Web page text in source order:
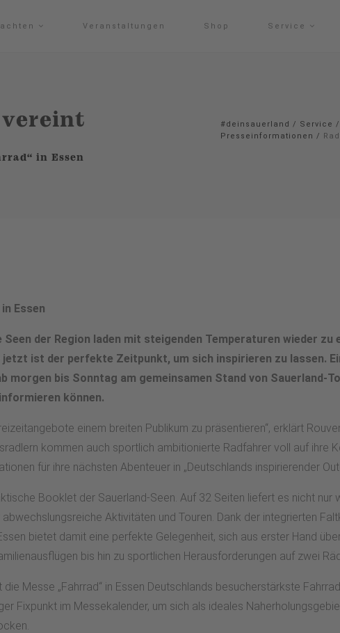
Veranstaltungen Shop Service
in Essen
#deinsauerland / Service /
Presseinformationen /
Essen
der Region laden mit steigenden Temperaturen wieder zu
ist der perfekte Zeitpunkt, um sich inspirieren zu lassen.
morgen bis Sonntag am gemeinsamen Stand von Sauerland-
können.
einem breiten Publikum zu präsentieren“, erklärt
kommen auch sportlich ambitionierte Radfahrer voll auf ihre
für ihre nächsten Abenteuer in „Deutschlands inspirierender
Booklet der Sauerland-Seen. Auf 32 Seiten liefert es nicht nur
Aktivitäten und Touren. Dank der integrierten
bietet damit eine perfekte Gelegenheit, sich aus erster Hand
bis hin zu sportlichen Herausforderungen auf zwei
Messe „Fahrrad“ in Essen Deutschlands besucherstärkste
Fixpunkt im Messekalender, um sich als ideales